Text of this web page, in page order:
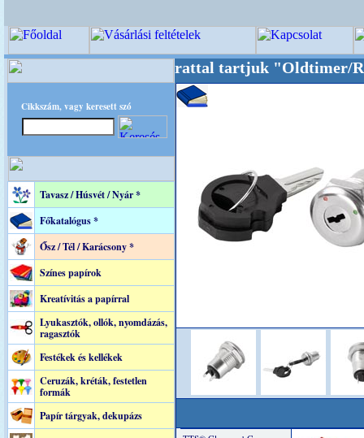
Cikkszám, vagy keresett szó
Tavasz / Húsvét / Nyár *
Főkatalógus *
Ősz / Tél / Karácsony *
Színes papírok
Kreatívitás a papírral
Lyukasztók, ollók, nyomdázás,
ragasztók
Festékek és kellékek
Ceruzák, kréták, festetlen
formák
Papír tárgyak, dekupázs
Oldalunkat akarattal tartjuk "Oldtimer/